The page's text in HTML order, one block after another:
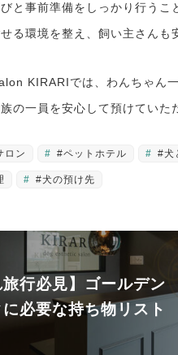
と事前準備をしっかり行う
る環境を整え、飼い主さんも
KIRARIでは、わんちゃん
の一員を安心して預けていた
ロン #ペットホテル #犬
#犬の預け先
旅行必見】ゴールデン
必要な持ち物リスト